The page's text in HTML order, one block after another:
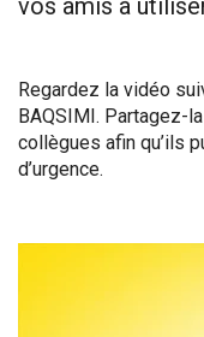
vos amis à
Regardez la vidéo
BAQSIMI. Partagez-
collègues afin qu’ils
d’urgence.